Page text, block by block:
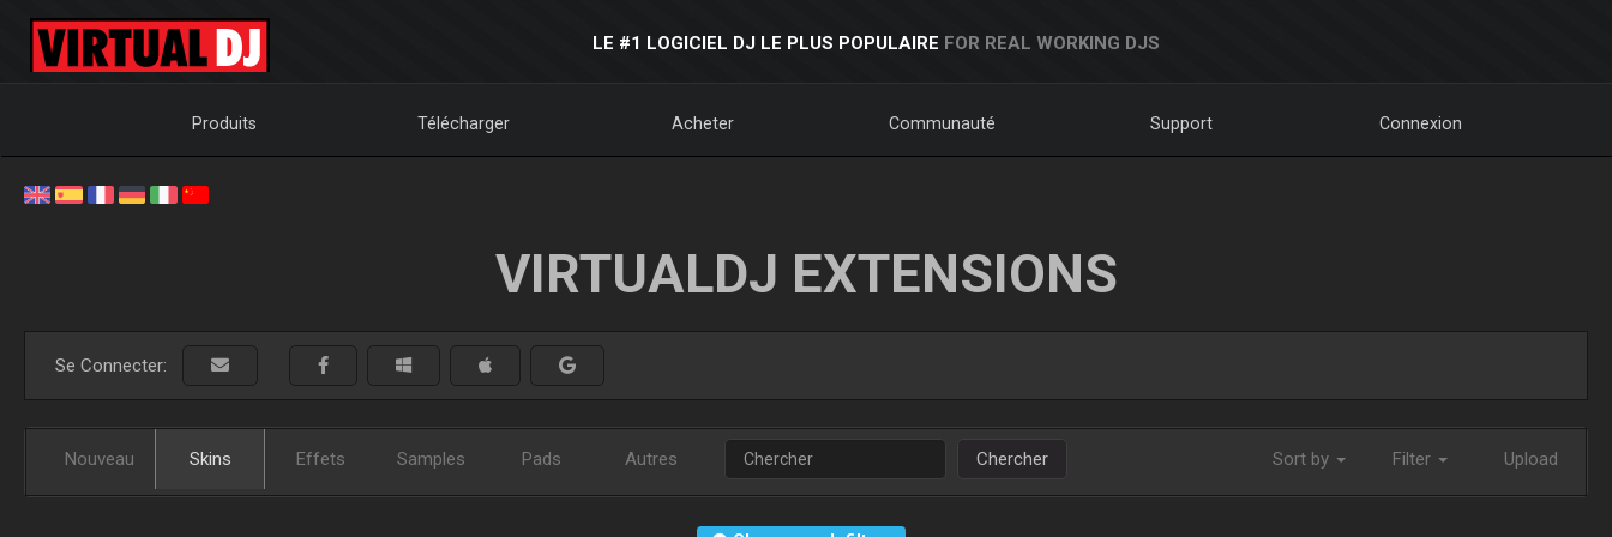
LE #1 LOGICIEL DJ LE PLUS POPULAIRE FOR REAL WORKING DJS
Produits Télécharger Acheter Communauté Support Connexion
VIRTUALDJ EXTENSIONS
Se Connecter:
Nouveau Skins Effets Samples Pads Autres Chercher Sort by Filter Upload